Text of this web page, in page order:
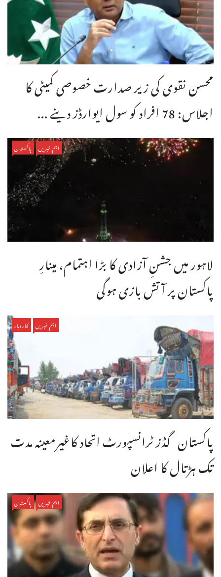
محسن نقوی کی زیر صدارت خصوصی کمیٹی کا
اجلاس: 78 افراد کو سول ایوارڈز دینے ...
اہم خبریں پاکستان
لاہور میں جشنِ آزادی کا بڑا اہتمام، مینارِ
پاکستان پر آتش بازی ہوگی
اہم خبریں کاروبار
پاکستان گڈز ٹرانسپورٹ اتحاد کاغیرمعینہ مدت
تک ہڑتال کا اعلان
اہم خبریں پاکستان